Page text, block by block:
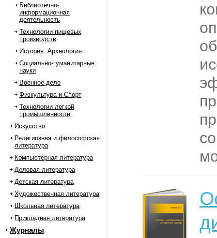
Библиотечно-
информационная
деятельность
Технологии пищевых
производств
История. Археология
Социально-гуманитарные
науки
Военное дело
Физкультура и Спорт
Технологии легкой
промышленности
Искусство
Религиозная и философская
литература
Компьютерная литература
Деловая литература
Детская литература
Художественная литература
Школьная литература
Прикладная литература
Журналы